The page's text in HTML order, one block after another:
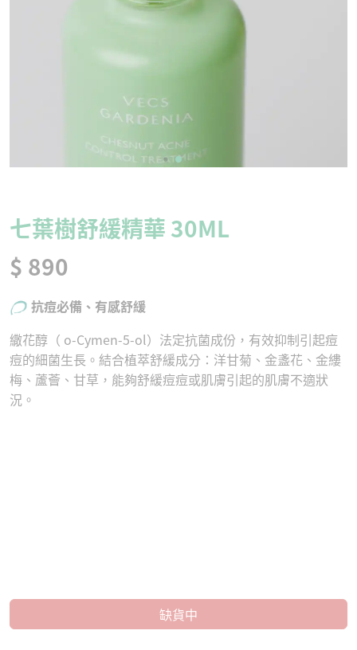
七葉樹舒緩精華 30ML
$ 890
抗痘必備、有感舒緩
繖花醇（ o-Cymen-5-ol）法定抗菌成份，有效抑制引起痘
痘的細菌生長。結合植萃舒緩成分：洋甘菊、金盞花、金縷
梅、蘆薈、甘草，能夠舒緩痘痘或肌膚引起的肌膚不適狀
況。
缺貨中